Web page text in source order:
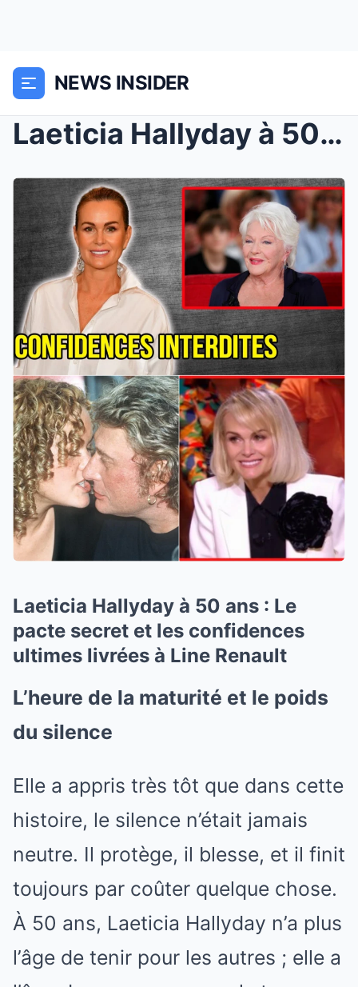
NEWS INSIDER
Laeticia Hallyday à 50 ans : Le pacte secret et le...
Laeticia Hallyday à 50 ans : Le
pacte secret et les confidences
ultimes livrées à Line Renault
L’heure de la maturité et le poids
du silence
Elle a appris très tôt que dans cette
histoire, le silence n’était jamais
neutre. Il protège, il blesse, et il finit
toujours par coûter quelque chose.
À 50 ans, Laeticia Hallyday n’a plus
l’âge de tenir pour les autres ; elle a